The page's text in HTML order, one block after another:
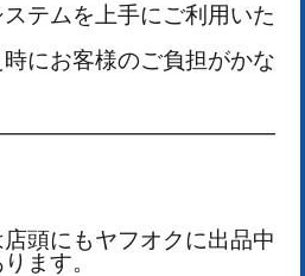
テムを上手にご利用いた
にお客様のご負担がかな
頭にもヤフオクに出品中
ます。